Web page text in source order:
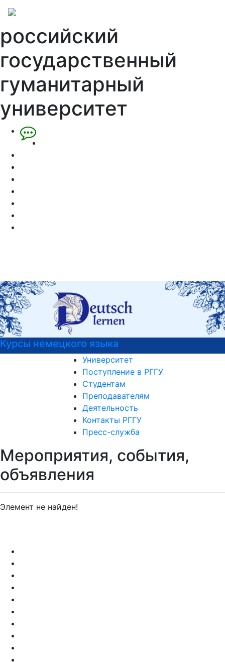
российский
государственный
гуманитарный
университет
немецкого языка
Университет
Поступление в РГГУ
Студентам
Преподавателям
Деятельность
Контакты РГГУ
Пресс-служба
Мероприятия, события,
объявления
Элемент не найден!